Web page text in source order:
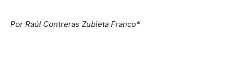
Por Raúl Contreras Zubieta Franco*